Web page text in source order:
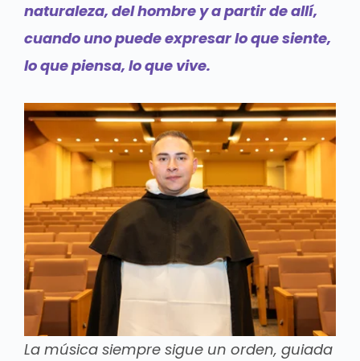
naturaleza, del hombre y a partir de allí,
cuando uno puede expresar lo que siente,
lo que piensa, lo que vive.
La música siempre sigue un orden, guiada